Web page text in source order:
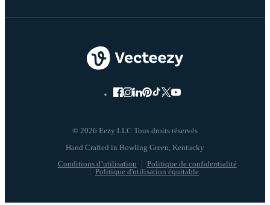
© 2026 Eezy LLC Tous droits réservés
Conditions d’utilisation
Politique de confidentialité
Politique d'utilisation équitable